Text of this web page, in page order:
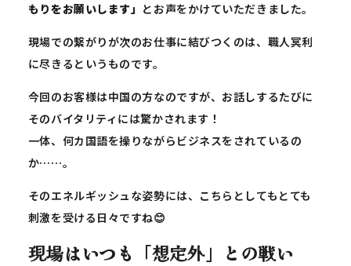
もりをお願いします」 とお声をかけていただきました。
現場での繋がりが次のお仕事に結びつくのは、職人冥利
に尽きるというものです。
今回のお客様は中国の方なのですが、お話しするたびに
そのバイタリティには驚かされます！
一体、何カ国語を操りながらビジネスをされているの
か……。
そのエネルギッシュな姿勢には、こちらとしてもとても
刺激を受ける日々ですね😊
現場はいつも「想定外」との戦い